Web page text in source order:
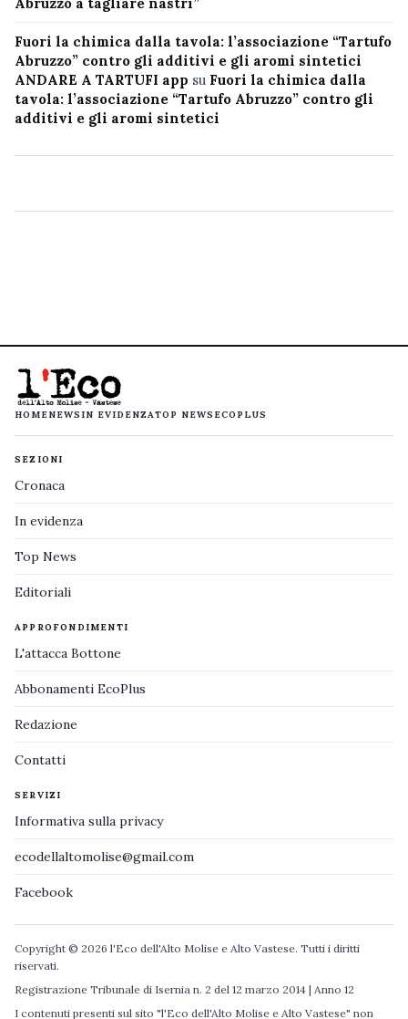
Fuori la chimica dalla tavola: l’associazione “Tartufo
Abruzzo” contro gli additivi e gli aromi sintetici
ANDARE A TARTUFI app su Fuori la chimica dalla
tavola: l’associazione “Tartufo Abruzzo” contro gli
additivi e gli aromi sintetici
HOMENEWS IN EVIDENZATOP NEWS ECOPLUS
SEZIONI
Cronaca
In evidenza
Top News
Editoriali
APPROFONDIMENTI
L'attacca Bottone
Abbonamenti EcoPlus
Redazione
Contatti
SERVIZI
Informativa sulla privacy
ecodellaltomolise@gmail.com
Facebook
Copyright © 2026 l'Eco dell'Alto Molise e Alto Vastese. Tutti i diritti
riservati.
Registrazione Tribunale di Isernia n. 2 del 12 marzo 2014 | Anno 12
I contenuti presenti sul sito "l'Eco dell'Alto Molise e Alto Vastese" non